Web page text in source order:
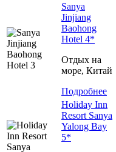
Sanya
Jinjiang
Baohong
Hotel 4*
Отдых на
море, Китай
Подробнее
Holiday Inn
Resort Sanya
Yalong Bay
5*